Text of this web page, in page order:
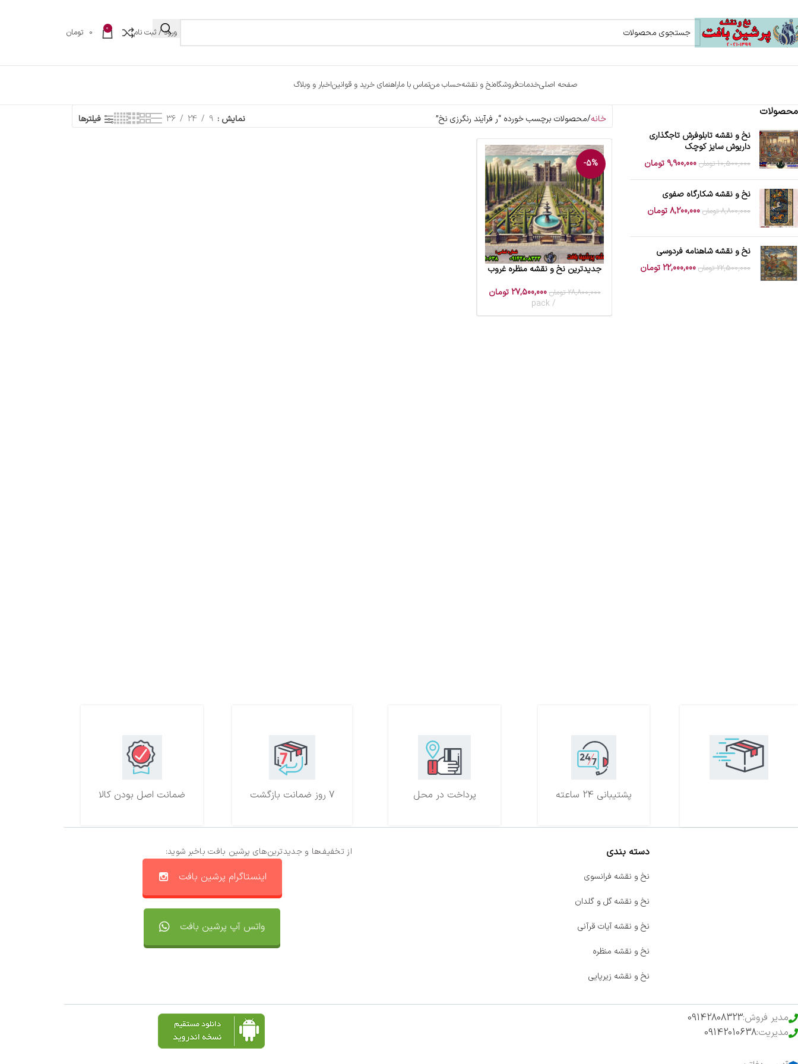
ورود / ثبت نام 0
0 تومان
صفحه اصلیخدماتفروشگاهنخ و نقشهحساب منتماس با ماراهنمای خرید و قوانیناخبار و وبلاگ
محصولات
نخ و نقشه تابلوفرش تاجگذاری
داریوش سایز کوچک
10,500,000 تومان 9,900,000 تومان
نخ و نقشه شکارگاه صفوی
8,800,000 تومان 8,200,000تومان
نخ و نقشه شاهنامه فردوسی
22,500,000 تومان 22,000,000تومان
خانه محصولات برچسب خورده “ر فرآیند رنگرزی نخ” نمایش 9
24
36 فیلترها
-5%
افزودن به سبد خرید
جدیدترین نخ و نقشه منظره غروب
28,800,000 تومان 27,500,000 تومان
pack
ضمانت اصل بودن کالا 7 روز ضمانت بازگشت پرداخت در محل پشتیبانی 24 ساعته
از تخفیف‌ها و جدیدترین‌های پرشین بافت باخبر شوید:
اینستاگرام پرشین بافت
واتس آپ پرشین بافت
دسته بندی
نخ و نقشه فرانسوی
نخ و نقشه گل و گلدان
نخ و نقشه آیات قرآنی
نخ و نقشه منظره
نخ و نقشه زیرپایی
مدیر فروش:09142808323
مدیریت:09142010638